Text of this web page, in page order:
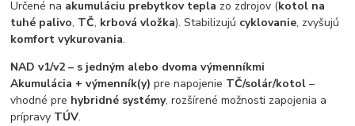
Určené na akumuláciu prebytkov tepla zo zdrojov (kotol na
tuhé palivo, TČ, krbová vložka). Stabilizujú cyklovanie, zvyšujú
komfort vykurovania.
NAD v1/v2 – s jedným alebo dvoma výmenníkmi
Akumulácia + výmenník(y) pre napojenie TČ/solár/kotol –
vhodné pre hybridné systémy, rozšírené možnosti zapojenia a
prípravy TÚV.